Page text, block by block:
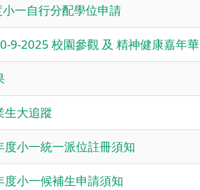
一自行分配學位申請
9-2025 校園參觀 及 精神健康嘉年華
生大追蹤
小一統一派位註冊須知
小一候補生申請須知